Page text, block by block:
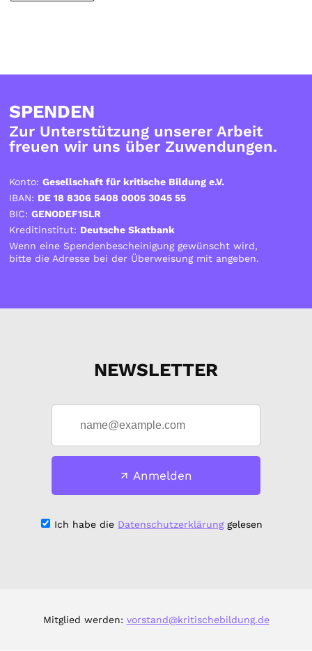
SPENDEN
Zur Unterstützung unserer Arbeit
freuen wir uns über Zuwendungen.
Konto:Gesellschaft für kritische Bildung e.V.
IBAN: DE 18 8306 5408 0005 3045 55
BIC:GENODEF1SLR
Kreditinstitut: Deutsche Skatbank
Wenn eine Spendenbescheinigung gewünscht wird,
bitte die Adresse bei der Überweisung mit angeben.
NEWSLETTER
Anmelden
Ich habe die Datenschutzerklärunggelesen
Mitglied werden: vorstand@kritischebildung.de